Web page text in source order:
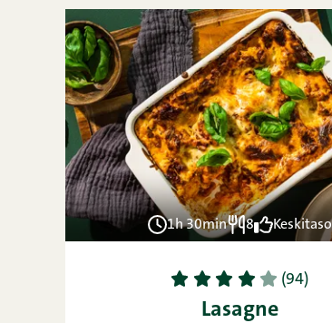
1h 30min 8 Keskitaso
1 2 3 4 5 (94)
Lasagne